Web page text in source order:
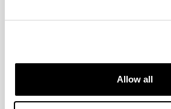
Allow all
Participación del grupo Lactiker en
participar en la Sección Culinary
Recomendaciones para el corte y
Participación del grupo Lactiker en